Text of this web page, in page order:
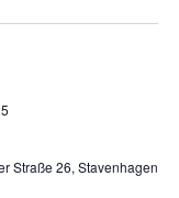
Straße 26, Stavenhagen